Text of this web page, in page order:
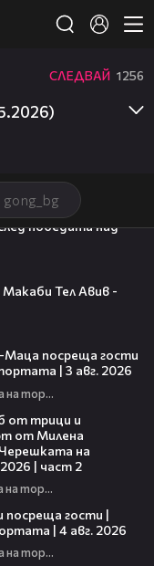
gong_bg
СЛЕДВАЙ 1256
победата над
Тел Авив -
посреща гости
| 3 авг. 2026
Черешката на тортата
от трици и
от Милена
на
| част 2
Черешката на тортата
гости |
| 4 авг. 2026
Черешката на тортата